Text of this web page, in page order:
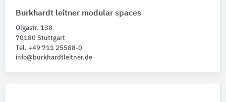
Burkhardt leitner modular spaces
Olgastr. 138
70180 Stuttgart
Tel. +49 711 25588-0
info@burkhardtleitner.de